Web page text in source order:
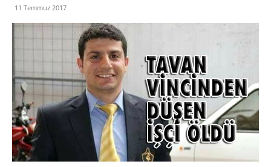
11 Temmuz 2017